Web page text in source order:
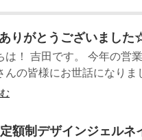
りがとうございました
は！ 吉田です。 今年の営
んの皆様にお世話になり
額制デザインジェルネ